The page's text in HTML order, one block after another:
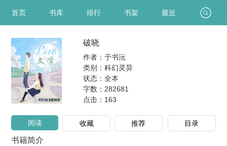
首页 书库 排行 书架 最近
破晓
作者：于书沅
类别：科幻灵异
状态：全本
字数：282681
点击： 163
阅读 收藏 推荐 目录
书籍简介